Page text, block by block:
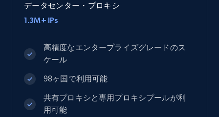
データセンター・プロキシ
1.3M+ IPs
高精度なエンタープライズグレードのス
ケール
98ヶ国で利用可能
共有プロキシと専用プロキシプールが利
用可能